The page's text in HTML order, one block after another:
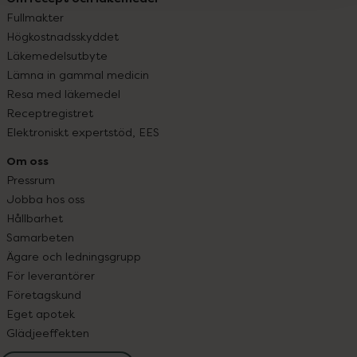
Fullmakter
Högkostnadsskyddet
Läkemedelsutbyte
Lämna in gammal medicin
Resa med läkemedel
Receptregistret
Elektroniskt expertstöd, EES
Om oss
Pressrum
Jobba hos oss
Hållbarhet
Samarbeten
Ägare och ledningsgrupp
För leverantörer
Företagskund
Eget apotek
Glädjeeffekten